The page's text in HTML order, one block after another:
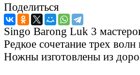
Поделиться
Singo Barong Luk 3
Редкое сочетание трех
Ножны изготовлены из